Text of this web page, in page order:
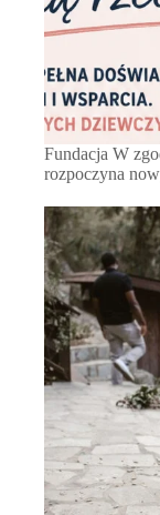
Fundacja W
rozpoczyna